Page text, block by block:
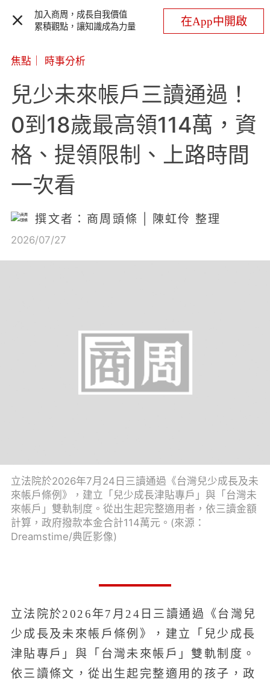
加入商周，成長自我價值
累積觀點，讓知識成為力量
在App中開啟
焦點 時事分析
兒少未來帳戶三讀通過！
0到18歲最高領114萬，資
格、提領限制、上路時間
一次看
撰文者：商周頭條 | 陳虹伶 整理
2026/07/27
立法院於2026年7月24日三讀通過《台灣兒少成長及未
來帳戶條例》，建立「兒少成長津貼專戶」與「台灣未
來帳戶」雙軌制度。從出生起完整適用者，依三讀金額
計算，政府撥款本金合計114萬元。(來源：
Dreamstime/典匠影像)
立法院於2026年7月24日三讀通過《台灣兒
少成長及未來帳戶條例》，建立「兒少成長
津貼專戶」與「台灣未來帳戶」雙軌制度。
依三讀條文，從出生起完整適用的孩子，政